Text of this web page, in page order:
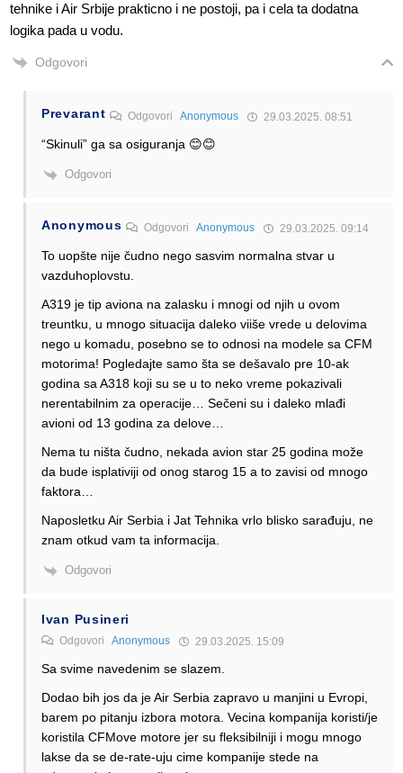
tehnike i Air Srbije prakticno i ne postoji, pa i cela ta dodatna
logika pada u vodu.
Odgovori
Prevarant OdgovoriAnonymous 29.03.2025. 08:51
“Skinuli” ga sa osiguranja 😊😊
Odgovori
Anonymous OdgovoriAnonymous 29.03.2025. 09:14
To uopšte nije čudno nego sasvim normalna stvar u
vazduhoplovstu.
A319 je tip aviona na zalasku i mnogi od njih u ovom
treuntku, u mnogo situacija daleko viiše vrede u delovima
nego u komadu, posebno se to odnosi na modele sa CFM
motorima! Pogledajte samo šta se dešavalo pre 10-ak
godina sa A318 koji su se u to neko vreme pokazivali
nerentabilnim za operacije… Sečeni su i daleko mlađi
avioni od 13 godina za delove…
Nema tu ništa čudno, nekada avion star 25 godina može
da bude isplativiji od onog starog 15 a to zavisi od mnogo
faktora…
Naposletku Air Serbia i Jat Tehnika vrlo blisko sarađuju, ne
znam otkud vam ta informacija.
Odgovori
Ivan Pusineri
Odgovori Anonymous 29.03.2025. 15:09
Sa svime navedenim se slazem.
Dodao bih jos da je Air Serbia zapravo u manjini u Evropi,
barem po pitanju izbora motora. Vecina kompanija koristi/je
koristila CFMove motore jer su fleksibilniji i mogu mnogo
lakse da se de-rate-uju cime kompanije stede na